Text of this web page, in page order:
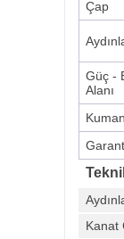
Çap
Güç -
Alanı
Kanat